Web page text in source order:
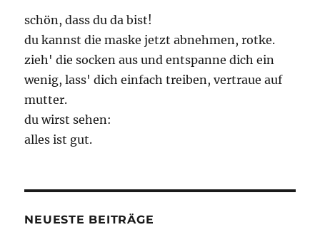
schön, dass du da bist!
du kannst die maske jetzt abnehmen, rotke.
zieh' die socken aus und entspanne dich ein
wenig, lass' dich einfach treiben, vertraue auf
mutter.
du wirst sehen:
alles ist gut.
NEUESTE BEITRÄGE